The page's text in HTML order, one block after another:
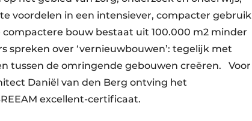
voordelen in een intensiever, compacter gebruik
bouw bestaat uit 100.000 m2 minder
spreken over ‘vernieuwbouwen’: tegelijk met
tussen de omringende gebouwen creëren. Voor
Daniël van den Berg ontving het
excellent-certificaat.